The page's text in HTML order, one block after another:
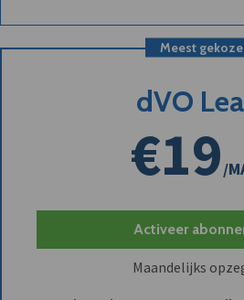
Meest
dVO
€19/
Activeer
Maandelijks